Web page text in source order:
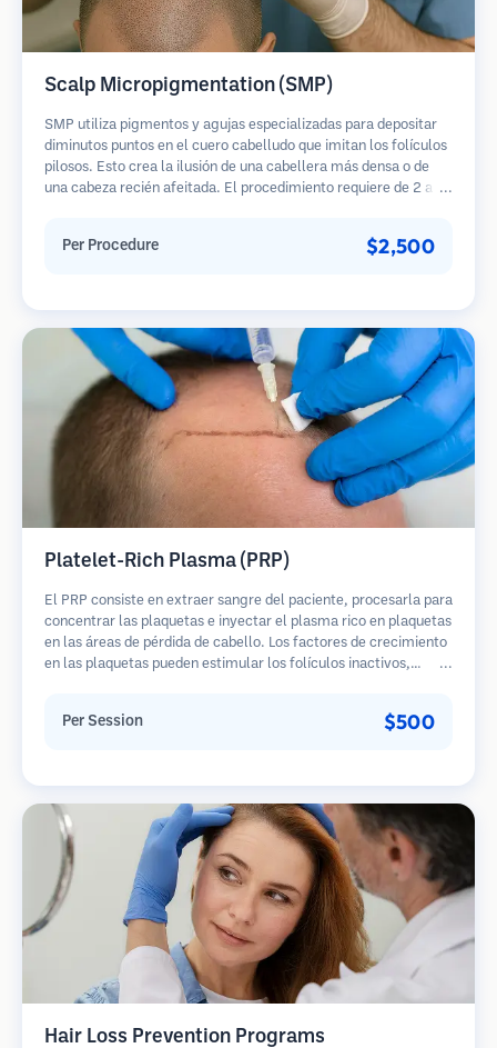
Scalp Micropigmentation (SMP)
SMP utiliza pigmentos y agujas especializadas para depositar
diminutos puntos en el cuero cabelludo que imitan los folículos
pilosos. Esto crea la ilusión de una cabellera más densa o de
una cabeza recién afeitada. El procedimiento requiere de 2 a 4
Per Procedure $2,500
Platelet-Rich Plasma (PRP)
El PRP consiste en extraer sangre del paciente, procesarla para
concentrar las plaquetas e inyectar el plasma rico en plaquetas
en las áreas de pérdida de cabello. Los factores de crecimiento
en las plaquetas pueden estimular los folículos inactivos,
sesiones.
Per Session $500
Hair Loss Prevention Programs